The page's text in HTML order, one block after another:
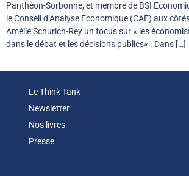
Panthéon-Sorbonne, et membre de BSI
le Conseil d’Analyse Economique (CAE) aux
Amélie Schurich-Rey un focus sur « les
dans le débat et les décisions publics« . Dans […]
Le Think Tank
Newsletter
Nos livres
Presse